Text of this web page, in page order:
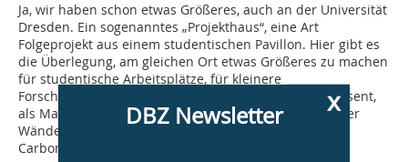
Ja, wir haben schon etwas Größeres, auch an der Universität
Dresden. Ein sogenanntes „Projekthaus“, eine Art
Folgeprojekt aus einem studentischen Pavillon. Hier gibt es
die Überlegung, am gleichen Ort etwas Größeres zu machen
für studentische Arbeitsplätze, für kleinere
Forschungsgruppen. Da ist der Carbonbeton sehr präsent,
als Material, aber auch in der Ästhetik der Deckung, der
Wände, der Stützen. Es gibt weitere Projekte. Also die
Carbonbegeisterung in Dresden ist gut zu spüren.
x
DBZ Newsletter